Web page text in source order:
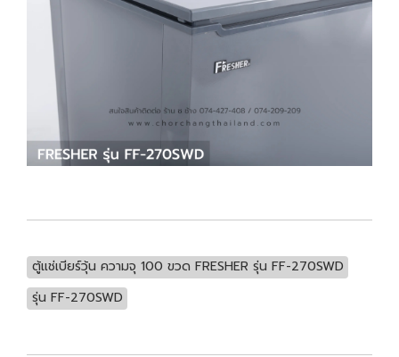
ตู้แช่เบียร์วุ้น ความจุ 100 ขวด FRESHER รุ่น FF-270SWD
รุ่น FF-270SWD